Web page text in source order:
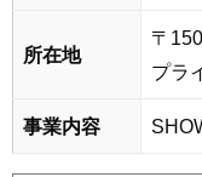
所在地
〒
プラ
事業内容